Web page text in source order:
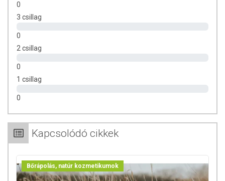
0
3 csillag
0
2 csillag
0
1 csillag
0
Kapcsolódó cikkek
Bőrápolás, natúr kozmetikumok